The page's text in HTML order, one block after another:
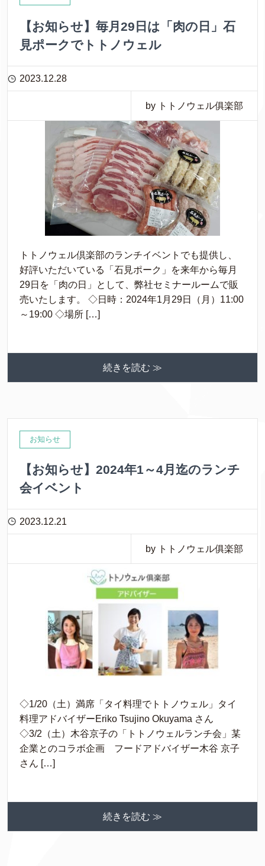
【お知らせ】毎月29日は「肉の日」石
見ポークでトトノウェル
2023.12.28
by トトノウェル俱楽部
トトノウェル倶楽部のランチイベントでも提供し、
好評いただいている「石見ポーク」を来年から毎月
29日を「肉の日」として、弊社セミナールームで販
売いたします。 ◇日時：2024年1月29日（月）11:00
～19:00 ◇場所 […]
続きを読む ≫
お知らせ
【お知らせ】2024年1～4月迄のランチ
会イベント
2023.12.21
by トトノウェル俱楽部
◇1/20（土）満席「タイ料理でトトノウェル」タイ
料理アドバイザーEriko Tsujino Okuyama さん
◇3/2（土）木谷京子の「トトノウェルランチ会」某
企業とのコラボ企画 フードアドバイザー木谷 京子
さん […]
続きを読む ≫